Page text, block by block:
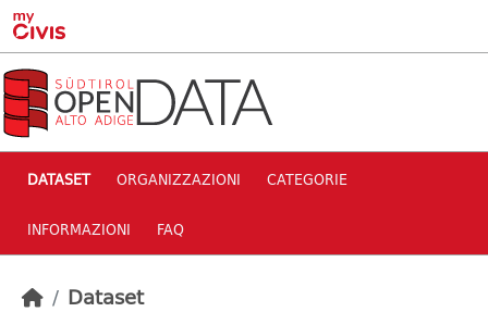
Skip to main content
DATASET ORGANIZZAZIONI CATEGORIE
INFORMAZIONI FAQ
Dataset